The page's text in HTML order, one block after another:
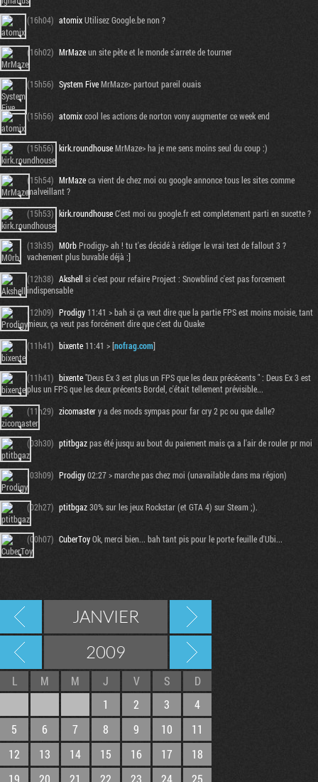
(16h04) atomixUtilisez Google.be non ?
(16h02) MrMazeun site pète et le monde s'arrete de tourner
(15h56) System FiveMrMaze> partout pareil ouais
(15h56) atomixcool les actions de norton vony augmenter ce week end
(15h56) kirk.roundhouseMrMaze> ha je me sens moins seul du coup :)
(15h54) MrMazeca vient de chez moi ou google annonce tous les sites comme
malveillant ?
(15h53) kirk.roundhouseC'est moi ou google.fr est completement parti en sucette ?
(13h35) M0rbProdigy> ah ! tu t'es décidé à rédiger le vrai test de fallout 3 ?
vachement plus buvable déjà :]
(12h38) Akshell si c'est pour refaire Project : Snowblind c'est pas forcement
indispensable
(12h09) Prodigy11:41 > bah si ça veut dire que la partie FPS est moins moisie, tant
mieux, ça veut pas forcément dire que c'est du Quake
(11h41) bixente11:41 > [nofrag.com]
(11h41) bixente"Deus Ex 3 est plus un FPS que les deux précécents " : Deus Ex 3 est
plus un FPS que les deux précents Bordel, c'était tellement prévisible...
(11h29) zicomastery a des mods sympas pour far cry 2 pc ou que dalle?
(03h30) ptitbgazpas été jusqu au bout du paiement mais ça a l'air de rouler pr moi
(03h09) Prodigy02:27 > marche pas chez moi (unavailable dans ma région)
(02h27) ptitbgaz30% sur les jeux Rockstar (et GTA 4) sur Steam ;).
(00h07) CuberToyOk, merci bien... bah tant pis pour le porte feuille d'Ubi...
JANVIER
2009
L M M J V S
D
1
2 3
4
5
6 7 8 9 10
11
12
13 14 15 16 17
18
19
20 21 22 23 24 25